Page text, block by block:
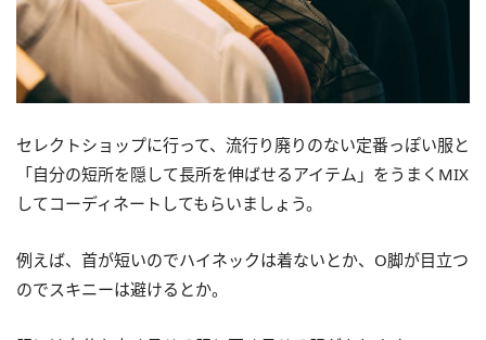
セレクトショップに行って、流行り廃りのない定番っぽい服と
「自分の短所を隠して長所を伸ばせるアイテム」をうまくMIX
してコーディネートしてもらいましょう。
例えば、首が短いのでハイネックは着ないとか、O脚が目立つ
のでスキニーは避けるとか。